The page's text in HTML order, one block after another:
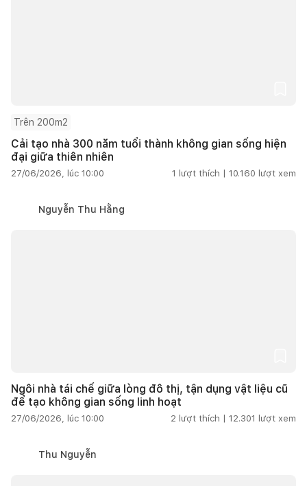
Trên 200m2
Cải tạo nhà 300 năm tuổi thành không gian sống hiện
đại giữa thiên nhiên
27/06/2026, lúc 10:00 1 lượt thích | 10.160 lượt xem
Nguyễn Thu Hằng
Ngôi nhà tái chế giữa lòng đô thị, tận dụng vật liệu cũ
để tạo không gian sống linh hoạt
27/06/2026, lúc 10:00 2 lượt thích | 12.301 lượt xem
Thu Nguyễn